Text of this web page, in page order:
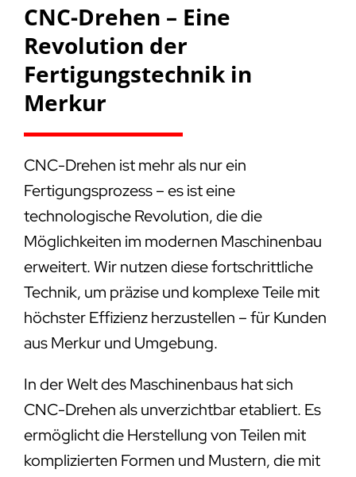
CNC-Drehen – Eine
Revolution der
Fertigungstechnik in
Merkur
CNC-Drehen ist mehr als nur ein
Fertigungsprozess – es ist eine
technologische Revolution, die die
Möglichkeiten im modernen Maschinenbau
erweitert. Wir nutzen diese fortschrittliche
Technik, um präzise und komplexe Teile mit
höchster Effizienz herzustellen – für Kunden
aus Merkur und Umgebung.
In der Welt des Maschinenbaus hat sich
CNC-Drehen als unverzichtbar etabliert. Es
ermöglicht die Herstellung von Teilen mit
komplizierten Formen und Mustern, die mit